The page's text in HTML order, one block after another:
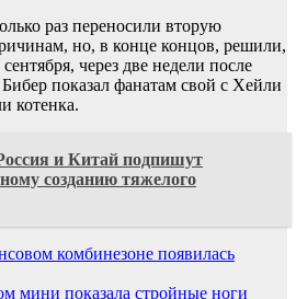
раз переносили вторую
но, в конце концов, решили,
через две недели после
показал фанатам свой с Хейли
котенка.
и Китай подпишут
созданию тяжелого
комбинезоне появилась
мини показала стройные ноги